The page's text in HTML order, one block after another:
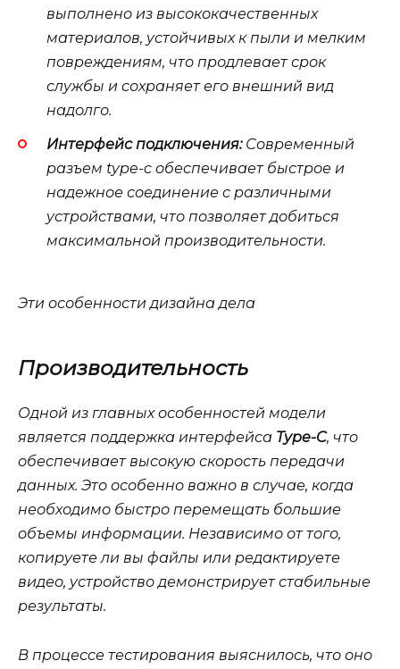
выполнено из высококачественных
материалов, устойчивых к пыли и мелким
повреждениям, что продлевает срок
службы и сохраняет его внешний вид
надолго.
Интерфейс подключения:Современный
разъем type-c обеспечивает быстрое и
надежное соединение с различными
устройствами, что позволяет добиться
максимальной производительности.
Эти особенности дизайна дела
Производительность
Одной из главных особенностей модели
является поддержка интерфейса Type-C, что
обеспечивает высокую скорость передачи
данных. Это особенно важно в случае, когда
необходимо быстро перемещать большие
объемы информации. Независимо от того,
копируете ли вы файлы или редактируете
видео, устройство демонстрирует стабильные
результаты.
В процессе тестирования выяснилось, что оно